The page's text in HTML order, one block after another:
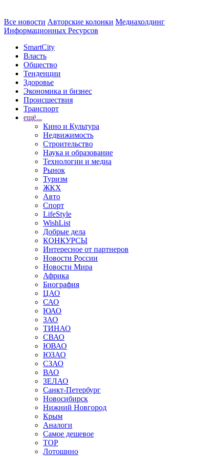
Все новости Авторские колонки Медиахолдинг
Информационных Ресурсов
SmartCity
Власть
Общество
Тенденции
Здоровье
Экономика и бизнес
Происшествия
Транспорт
ещё...
Кино и Культура
Недвижимость
Строительство
Наука и образование
Технологии и медиа
Рынок
Туризм
ЖКХ
Авто
Спорт
LifeStyle
WishList
Добрые дела
КОНКУРСЫ
Интересное от партнеров
Новости России
Новости Мира
Африка
Биография
ЦАО
САО
ЮАО
ЗАО
ТИНАО
СВАО
ЮВАО
ЮЗАО
СЗАО
ВАО
ЗЕЛАО
Санкт-Петербург
Новосибирск
Нижний Новгород
Крым
Аналоги
Самое дешевое
TOP
Лотошино